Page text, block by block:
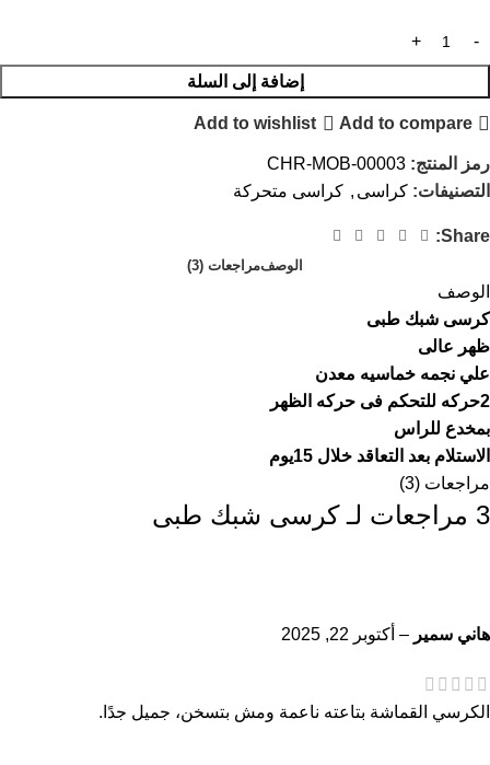
إضافة إلى السلة
Add to compare
Add to wishlist
رمز المنتج: CHR-MOB-00003
التصنيفات: كراسى , كراسى متحركة
Share:
الوصفمراجعات (3)
الوصف
كرسى شبك طبى
ظهر عالى
علي نجمه خماسيه معدن
2حركه للتحكم فى حركه الظهر
بمخدع للراس
الاستلام بعد التعاقد خلال 15يوم
مراجعات (3)
3 مراجعات لـ كرسى شبك طبى
هاني سمير – أكتوبر 22, 2025
الكرسي القماشة بتاعته ناعمة ومش بتسخن، جميل جدًا.